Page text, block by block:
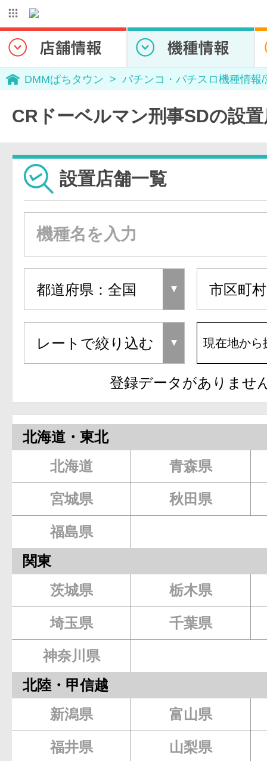
DMMぱちタウン パチンコ・パチスロ機種情報
CRドーベルマン刑事SDの設
設置店舗一覧
現在地から
登録データがありませ
北海道・東北
北海道
青森県
宮城県 秋田県
福島県
関東
茨城県
栃木県
埼玉県 千葉県
神奈川県
北陸・甲信越
新潟県
富山県
福井県
山梨県